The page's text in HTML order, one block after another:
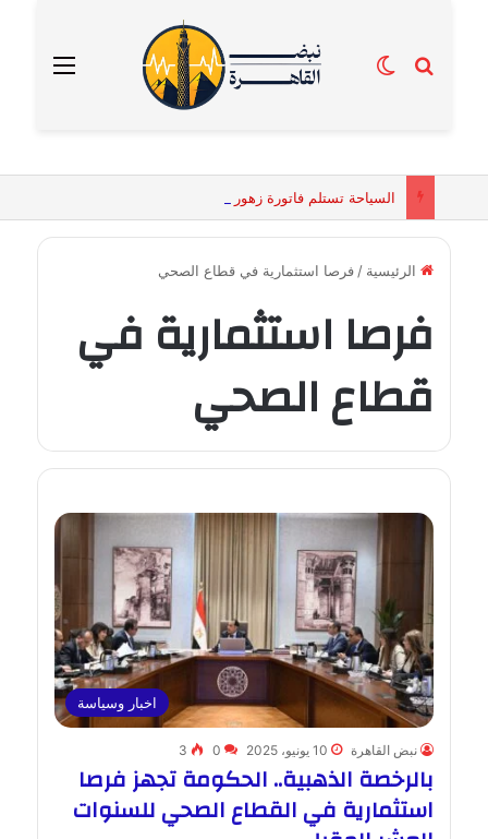
القائمة بحث عنالوضع المظلم
الرئيسية / فرصا استثمارية في قطاع الصحي
فرصا استثمارية في
قطاع الصحي
اخبار وسياسة
نبض القاهرة 10 يونيو، 2025 0
3
بالرخصة الذهبية.. الحكومة تجهز فرصا
استثمارية في القطاع الصحي للسنوات